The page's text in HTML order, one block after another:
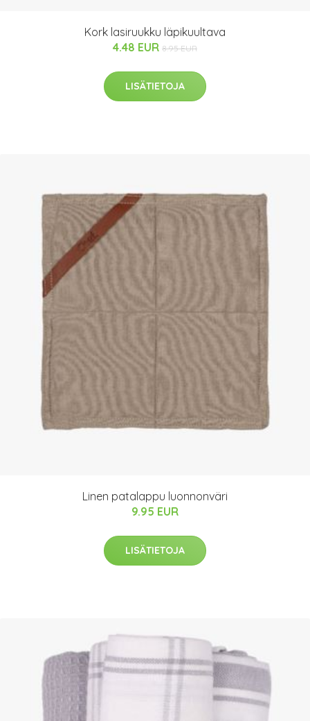
Kork lasiruukku läpikuultava
4.48 EUR 8.95 EUR
LISÄTIETOJA
Linen patalappu luonnonväri
9.95 EUR
LISÄTIETOJA